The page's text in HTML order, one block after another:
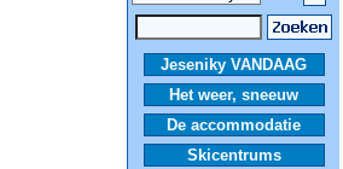
Jeseniky VANDAAG
Het weer, sneeuw
De accommodatie
Skicentrums